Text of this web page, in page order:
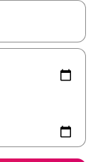
flèches vers le